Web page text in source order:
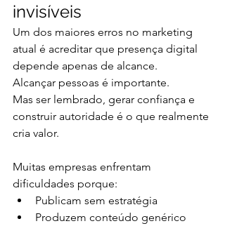
invisíveis
Um dos maiores erros no marketing
atual é acreditar que presença digital
depende apenas de alcance.
Alcançar pessoas é importante.
Mas ser lembrado, gerar confiança e
construir autoridade é o que realmente
cria valor.
Muitas empresas enfrentam
dificuldades porque:
Publicam sem estratégia
Produzem conteúdo genérico